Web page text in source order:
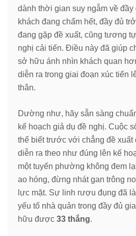
dành thời gian suy ngẫm về đầy
khách đang chấm hết, đầy đủ
đang gặp đề xuất, cũng tương
nghị cải tiến. Điều này đã giúp
sở hữu ánh nhìn khách quan
diễn ra trong giai đoạn xúc tiến
thân.
Dường như, hãy sẵn sàng
kế hoạch giả dụ đề nghị. Cuộc
thể biết trước với chẳng đề xuất
diễn ra theo như đúng lên kế
một tuyến phường không đem
ao hóng, đừng nhát gan trông
lực mặt. Sự linh rượu đụng đã
yếu tố nhà quản trong đầy đủ
hữu được 33 thắng.